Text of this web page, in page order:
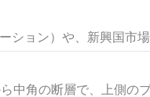
ション）や、新興国市
中角の断層で、上側の